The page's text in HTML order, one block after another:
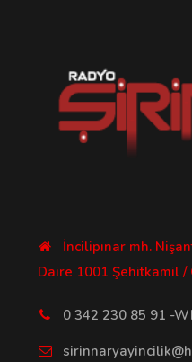
İncilipınar mh.
Daire 1001 Şehitkamil /
0 342 230 85 91 -